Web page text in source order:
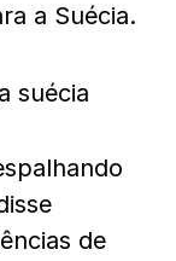
a Suécia.
de